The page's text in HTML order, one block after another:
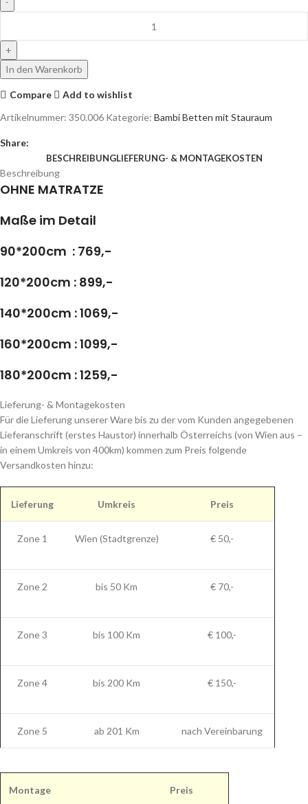
In den Warenkorb
Compare
Add to wishlist
Artikelnummer: 350.006 Kategorie: Bambi Betten mit Stauraum
Share:
BESCHREIBUNGLIEFERUNG- & MONTAGEKOSTEN
Beschreibung
OHNE MATRATZE
Maße im Detail
90*200cm : 769,-
120*200cm : 899,-
140*200cm : 1069,-
160*200cm : 1099,-
180*200cm : 1259,-
Lieferung- & Montagekosten
Für die Lieferung unserer Ware bis zu der vom Kunden angegebenen
Lieferanschrift (erstes Haustor) innerhalb Österreichs (von Wien aus –
in einem Umkreis von 400km) kommen zum Preis folgende
Versandkosten hinzu:
Lieferung Umkreis Preis
Zone 1 Wien (Stadtgrenze) € 50,-
Zone 2 bis 50 Km € 70,-
Zone 3 bis 100 Km € 100,-
Zone 4 bis 200 Km € 150,-
Zone 5 ab 201 Km nach Vereinbarung
Montage Preis